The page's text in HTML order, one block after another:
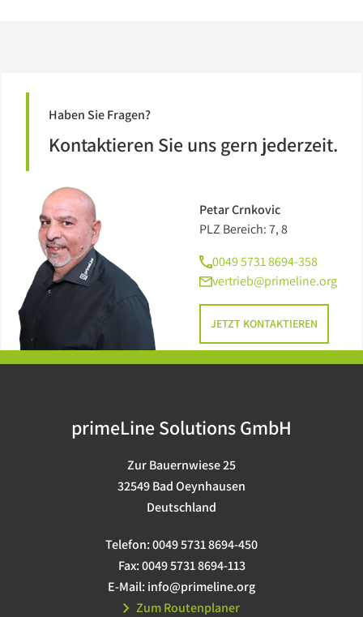
Haben Sie Fragen?
Kontaktieren Sie uns gern jederzeit.
Petar Crnkovic
PLZ Bereich: 7, 8
0049 5731 8694-358
vertrieb@primeline.org
JETZT KONTAKTIEREN
primeLine Solutions GmbH
Zur Bauernwiese 25
32549 Bad Oeynhausen
Deutschland
Telefon:0049 5731 8694-450
Fax:0049 5731 8694-113
E-Mail: info@primeline.org
Zum Routenplaner